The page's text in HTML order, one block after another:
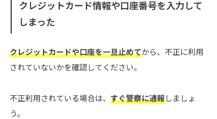
クレジットカード情報や口座番号を入力して
しまった
クレジットカードや口座を一旦止めてから、不正に利用
されていないかを確認してください。
不正利用されている場合は、 すぐ警察に通報しましょ
う。